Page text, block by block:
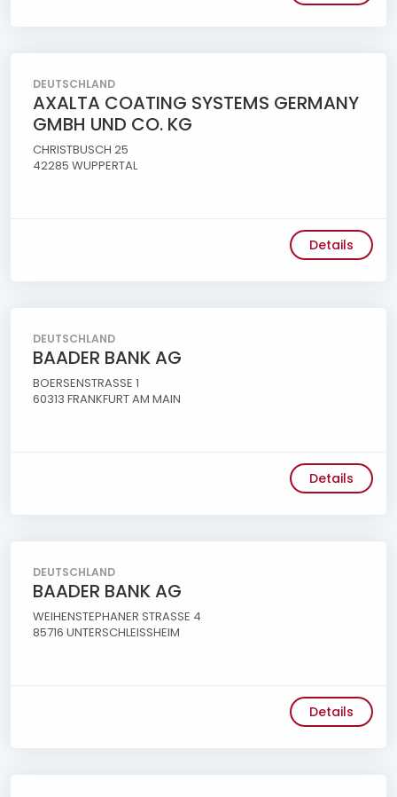
DEUTSCHLAND
AXALTA COATING SYSTEMS GERMANY
GMBH UND CO. KG
CHRISTBUSCH 25
42285 WUPPERTAL
Details
DEUTSCHLAND
BAADER BANK AG
BOERSENSTRASSE 1
60313 FRANKFURT AM MAIN
Details
DEUTSCHLAND
BAADER BANK AG
WEIHENSTEPHANER STRASSE 4
85716 UNTERSCHLEISSHEIM
Details